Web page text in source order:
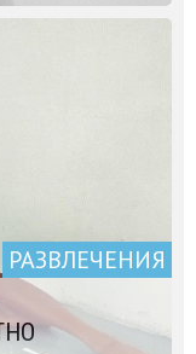
РАЗВЛЕЧЕНИЯ